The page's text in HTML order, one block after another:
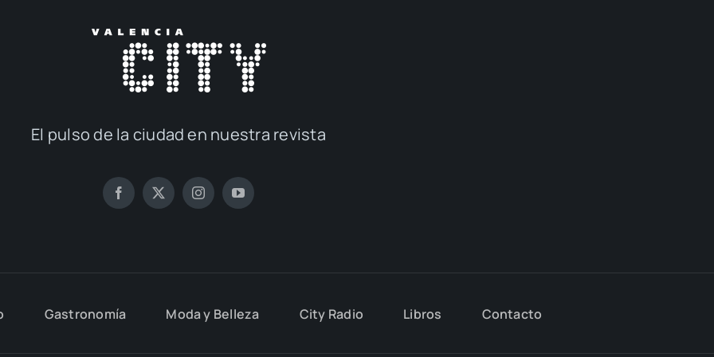
El pul­so de la ciu­dad en nues­tra revis­ta
Gas­tro­no­mía Moda y Belle­za City Radio Libros Con­tac­to